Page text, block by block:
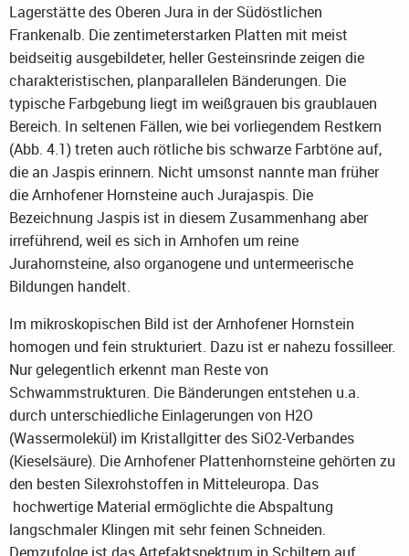
Lagerstätte des Oberen Jura in der Südöstlichen
Frankenalb. Die zentimeterstarken Platten mit meist
beidseitig ausgebildeter, heller Gesteinsrinde zeigen die
charakteristischen, planparallelen Bänderungen. Die
typische Farbgebung liegt im weißgrauen bis graublauen
Bereich. In seltenen Fällen, wie bei vorliegendem Restkern
(Abb. 4.1) treten auch rötliche bis schwarze Farbtöne auf,
die an Jaspis erinnern. Nicht umsonst nannte man früher
die Arnhofener Hornsteine auch Jurajaspis. Die
Bezeichnung Jaspis ist in diesem Zusammenhang aber
irreführend, weil es sich in Arnhofen um reine
Jurahornsteine, also organogene und untermeerische
Bildungen handelt.
Im mikroskopischen Bild ist der Arnhofener Hornstein
homogen und fein strukturiert. Dazu ist er nahezu fossilleer.
Nur gelegentlich erkennt man Reste von
Schwammstrukturen. Die Bänderungen entstehen u.a.
durch unterschiedliche Einlagerungen von H2O
(Wassermolekül) im Kristallgitter des SiO2-Verbandes
(Kieselsäure). Die Arnhofener Plattenhornsteine gehörten zu
den besten Silexrohstoffen in Mitteleuropa. Das
hochwertige Material ermöglichte die Abspaltung
langschmaler Klingen mit sehr feinen Schneiden.
Demzufolge ist das Artefaktspektrum in Schiltern auf